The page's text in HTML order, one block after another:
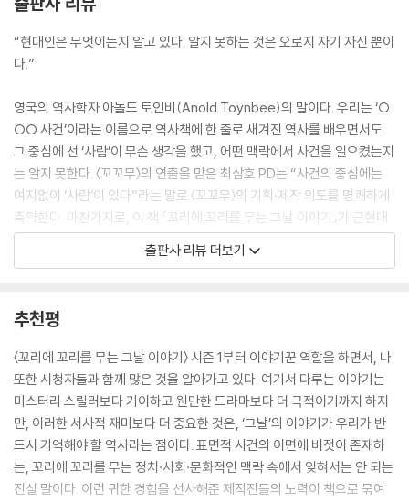
그래서 그날 철거반원들도 절박하기는 마찬가지였어. 그중에는 구청 공무
원도 있었지만 대부분은 구청에서 고용한 박봉의 일용직이야. 구청에서 그
패가 아니었어. 그렇다 보니 만일 상부에서 시킨 일을 제대로 처리하지 못
하면, 불이익을 받을 수 있었지. 일용직이니까 갑자기 다음 날부터는 출근
하지 말라고 해버릴 수도 있잖아. 그날 철거반원들도 생계를 위해서 무등
산을 오른 거야. 결국 어떤 대책도 없이 무조건, 불까지 질러서라도 깨끗이
치우라고 한 건 국가인데 생존의 최전선에서, 힘없는 소시민들끼리 부딪혀
서 끔찍한 참극이 발생한 거지.
---「세 번째 이야기 무등산 타잔 박흥숙 사건」중에서
방송 후 범죄자 미화라는 논란과 항의도 있었다. 맞다. 그는 끔찍한 살인을
그의 삶을 들여다보면서 이런 생각이 들었다. 누구나 마음속에 선과 악이
지 않은가. 그중 무엇이 나의 진짜 모습이라고 할 수 있을까. 그리고 스스로
에게 반문해본다. “나의 마지막은 과연 어떤 모습일까?”
---「서진룸살롱 살인 가선 PD노트」중에서
10월 28일! 이번에도 10월 28일이었어! 1992년 대한민국에는 이상한 사
건이 벌어졌어! 사람들이 스스로 목숨을 끊고 어렵게 가진 아이를 낙태하
는가 하면, 휴가를 나간 군인이 부대에 복귀하지 않고 그대로 사라지기도
“현대인은 무엇이든지 알고 있다. 알지 못하는 것은 오로지 자기 자신 뿐이
다.”
영국의 역사학자 아놀드 토인비(Anold Toynbee)의 말이다. 우리는 ‘○
○○ 사건’이라는 이름으로 역사책에 한 줄로 새겨진 역사를 배우면서도
그 중심에 선 ‘사람’이 무슨 생각을 했고, 어떤 맥락에서 사건을 일으켰는지
는 알지 못한다. 〈꼬꼬무〉의 연출을 맡은 최삼호 PD는 “사건의 중심에는
여지없이 ‘사람’이 있다”라는 말로 〈꼬꼬무〉의 기획·제작 의도를 명쾌하게
축약한다. 마찬가지로, 이 책 『꼬리에 꼬리를 무는 그날 이야기』가 근현대
사의 여러 가지 사건들을 통해서 캐치해내는 것은 역사적인 사실관계가 아
니다. 사건이 일어나기까지 존재했던, 또한 사건 전후에 계속해서 상호작
기를 듣고, 말하는 시간은 우리에게 역사를 넘어서, ‘우리 자신’을 들여다볼
기회를 선사한다.
‘쉽게 배우는 역사’에서, ‘쉽게 말하는 역사’로!
시사 교양의 틀을 뒤엎는 전복적인 시도
“텔레비전 시사 교양의 시대는 끝났다” 괜히 하는 말이 아니다. 수년 전, 어
쩌면 십수년 전부터 미디어 전문가들의 일각에서 조심스레 나오고 있던 소
출판사 리뷰 더보기
추천평
〈꼬리에 꼬리를 무는 그날 이야기〉 시즌 1부터 이야기꾼 역할을 하면서, 나
또한 시청자들과 함께 많은 것을 알아가고 있다. 여기서 다루는 이야기는
미스터리 스릴러보다 기이하고 웬만한 드라마보다 더 극적이기까지 하지
만, 이러한 서사적 재미보다 더 중요한 것은, ‘그날’의 이야기가 우리가 반
드시 기억해야 할 역사라는 점이다. 표면적 사건의 이면에 버젓이 존재하
는, 꼬리에 꼬리를 무는 정치·사회·문화적인 맥락 속에서 잊혀서는 안 되는
진실 말이다. 이런 귀한 경험을 선사해준 제작진들의 노력이 책으로 묶여